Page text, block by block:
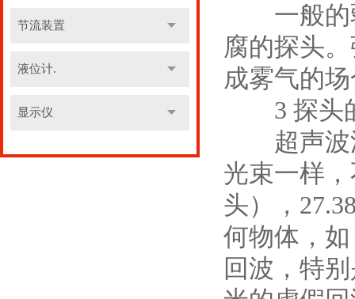
节流装置
液位计.
显示仪
一般的弱
腐的探头
成雾气的
3 探头的
超声波波
光束一样
头），
何物体，
回波，特